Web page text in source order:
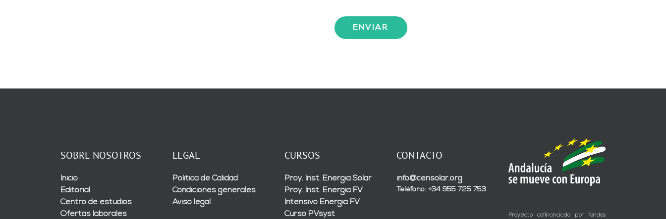
SOBRE NOSOTROS
Inicio
Editorial
Centro de estudios
Ofertas laborales
LEGAL
Política de Calidad
Condiciones generales
Aviso legal
CURSOS
Proy. Inst. Energía Solar
Proy. Inst. Energía FV
Intensivo Energía FV
Curso PVsyst
CONTACTO
info@censolar.org
Teléfono: +34 955 725 753
Proyecto cofinanciado por fondos